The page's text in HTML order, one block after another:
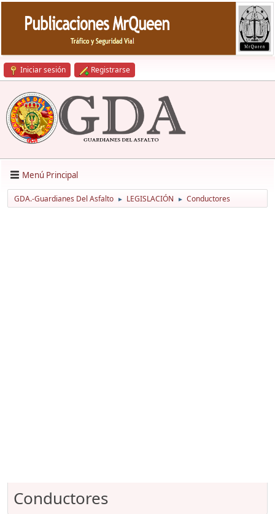
Iniciar sesión Registrarse
Menú Principal
GDA.-Guardianes Del Asfalto ► LEGISLACIÓN ► Conductores
Conductores